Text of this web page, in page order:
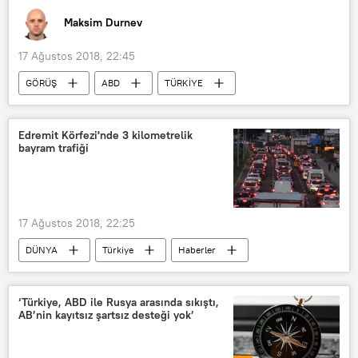
Maksim Durnev
17 Ağustos 2018, 22:45
GÖRÜŞ ABD
TÜRKİYE
Rusya
Sergey Markov
Edremit Körfezi'nde 3 kilometrelik
bayram trafiği
17 Ağustos 2018, 22:25
DÜNYA Türkiye
Haberler
TÜRKİYE
Edremit
Balıkesir
Çanakkale
Trafik
‘Türkiye, ABD ile Rusya arasında sıkıştı,
AB’nin kayıtsız şartsız desteği yok’